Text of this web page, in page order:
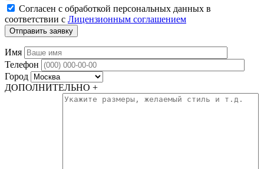
Согласен с обработкой персональных данных в
соответствии с Лицензионным соглашением
Имя
Телефон
Город
ДОПОЛНИТЕЛЬНО +